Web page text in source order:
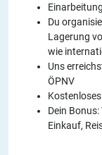
Du
Lagerung
wie
Uns
ÖPNV
Dein
Einkauf,